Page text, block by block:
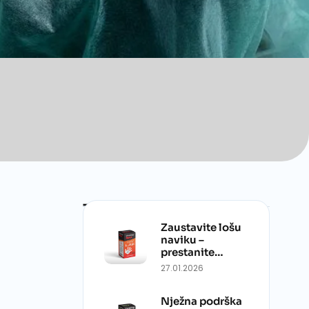
Trending Products
Zaustavite lošu
naviku –
prestanite…
27.01.2026
Nježna podrška